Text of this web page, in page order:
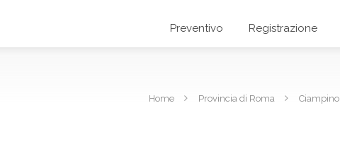
Preventivo Registrazione
Home Provincia di Roma Ciampino